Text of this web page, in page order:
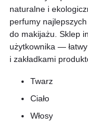
naturalne i
perfumy
do makijażu. Sklep
użytkownika —
i zakładkami
Twarz
Ciało
Włosy